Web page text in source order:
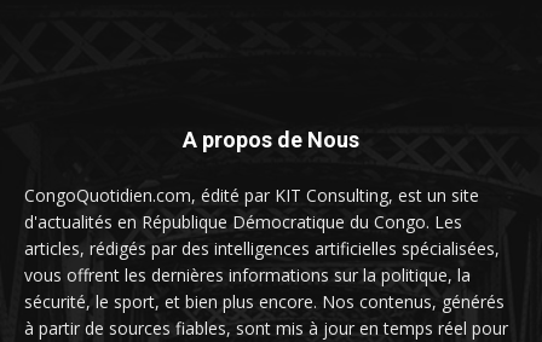
A propos de Nous
CongoQuotidien.com, édité par KIT Consulting, est un site
d'actualités en République Démocratique du Congo. Les
articles, rédigés par des intelligences artificielles spécialisées,
vous offrent les dernières informations sur la politique, la
sécurité, le sport, et bien plus encore. Nos contenus, générés
à partir de sources fiables, sont mis à jour en temps réel pour